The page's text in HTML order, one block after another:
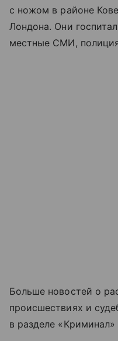
с ножом в районе
Лондона. Они
местные СМИ,
Больше новостей о
происшествиях и
в разделе «Криминал»